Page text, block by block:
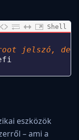
Shell
jelszó, de
eszközök
– ami a